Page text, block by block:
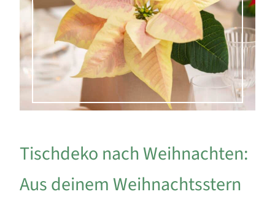
Tischdeko nach Weihnachten:
Aus deinem Weihnachtsstern